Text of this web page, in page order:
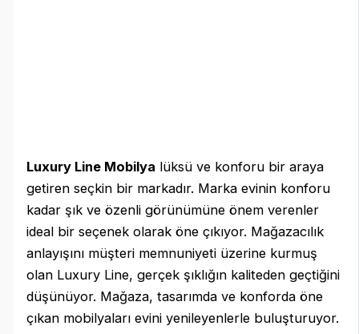
Luxury Line Mobilya lüksü ve konforu bir araya
getiren seçkin bir markadır. Marka evinin konforu
kadar şık ve özenli görünümüne önem verenler
ideal bir seçenek olarak öne çıkıyor. Mağazacılık
anlayışını müşteri memnuniyeti üzerine kurmuş
olan Luxury Line, gerçek şıklığın kaliteden geçtiğini
düşünüyor. Mağaza, tasarımda ve konforda öne
çıkan mobilyaları evini yenileyenlerle buluşturuyor.